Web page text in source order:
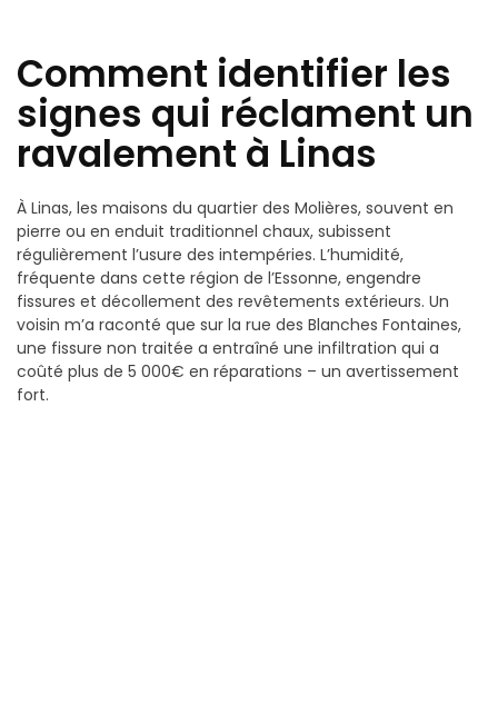
Comment identifier les
signes qui réclament un
ravalement à Linas
À Linas, les maisons du quartier des Molières, souvent en
pierre ou en enduit traditionnel chaux, subissent
régulièrement l’usure des intempéries. L’humidité,
fréquente dans cette région de l’Essonne, engendre
fissures et décollement des revêtements extérieurs. Un
voisin m’a raconté que sur la rue des Blanches Fontaines,
une fissure non traitée a entraîné une infiltration qui a
coûté plus de 5 000€ en réparations – un avertissement
fort.